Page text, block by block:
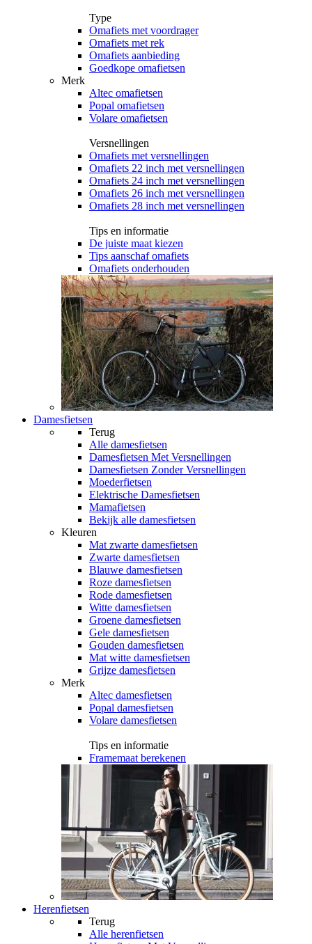
Type
Omafiets met voordrager
Omafiets met rek
Omafiets aanbieding
Goedkope omafietsen
Merk
Altec omafietsen
Popal omafietsen
Volare omafietsen
Versnellingen
Omafiets met versnellingen
Omafiets 22 inch met versnellingen
Omafiets 24 inch met versnellingen
Omafiets 26 inch met versnellingen
Omafiets 28 inch met versnellingen
Tips en informatie
De juiste maat kiezen
Tips aanschaf omafiets
Omafiets onderhouden
Damesfietsen
Terug
Alle damesfietsen
Damesfietsen Met Versnellingen
Damesfietsen Zonder Versnellingen
Moederfietsen
Elektrische Damesfietsen
Mamafietsen
Bekijk alle damesfietsen
Kleuren
Mat zwarte damesfietsen
Zwarte damesfietsen
Blauwe damesfietsen
Roze damesfietsen
Rode damesfietsen
Witte damesfietsen
Groene damesfietsen
Gele damesfietsen
Gouden damesfietsen
Mat witte damesfietsen
Grijze damesfietsen
Merk
Altec damesfietsen
Popal damesfietsen
Volare damesfietsen
Tips en informatie
Framemaat berekenen
Herenfietsen
Terug
Alle herenfietsen